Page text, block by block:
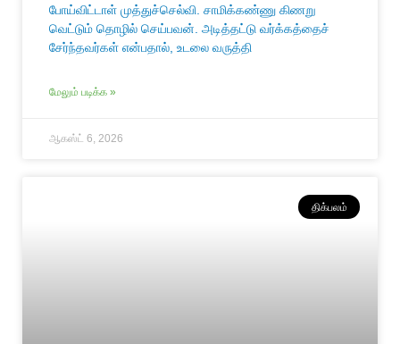
போய்விட்டாள் முத்துச்செல்வி. சாமிக்கண்ணு கிணறு
வெட்டும் தொழில் செய்பவன். அடித்தட்டு வர்க்கத்தைச்
சேர்ந்தவர்கள் என்பதால், உடலை வருத்தி
மேலும் படிக்க »
ஆகஸ்ட் 6, 2026
திக்பலம்